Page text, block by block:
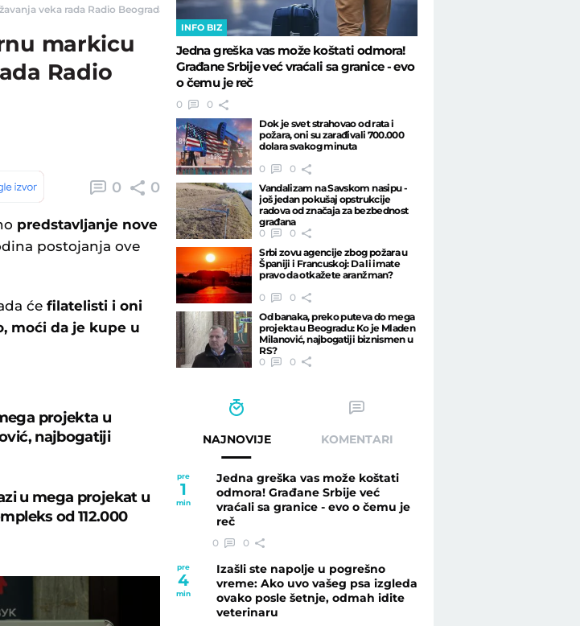
veka rada Radio Beograda - Telegraf Biznis
markicu
Radio
0 0
predstavljanje nove
postojanja ove
će filatelisti i oni
moći da je kupe u
projekta u
najbogatiji
u mega projekat u
od 112.000
INFO BIZ
Jedna greška vas može koštati odmora!
Građane Srbije već vraćali sa granice - evo
o čemu je reč
0
0
Dok je svet strahovao od rata i
požara, oni su zarađivali 700.000
dolara svakog minuta
0
0
Vandalizam na Savskom nasipu -
јoš јedan pokušaј opstrukciјe
radova od značaјa za bezbednost
građana
0
0
Srbi zovu agencije zbog požara u
Španiji i Francuskoj: Da li imate
pravo da otkažete aranžman?
0
0
Od banaka, preko puteva do mega
projekta u Beogradu: Ko je Mladen
Milanović, najbogatiji biznismen u
RS?
0
0
NAJNOVIJE KOMENTARI
pre
1
min
Jedna greška vas može koštati
odmora! Građane Srbije već
vraćali sa granice - evo o čemu je
reč
0 0
pre
4
min
Izašli ste napolje u pogrešno
vreme: Ako uvo vašeg psa izgleda
ovako posle šetnje, odmah idite
veterinaru